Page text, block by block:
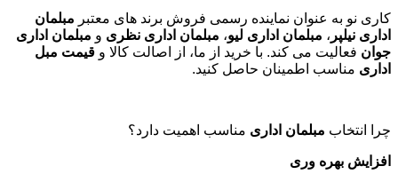
کاری نو به عنوان نماینده رسمی فروش برند های معتبر مبلمان
اداری نیلپر ، مبلمان اداری لیو، مبلمان اداری نظری و مبلمان اداری
جوان فعالیت می کند. با خرید از ما، از اصالت کالا و قیمت مبل
اداری مناسب اطمینان حاصل کنید.
چرا انتخاب مبلمان اداری مناسب اهمیت دارد؟
افزایش بهره وری